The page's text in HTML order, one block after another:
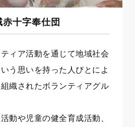
赤十字奉仕団
ティア活動を通じて地域社会
う思いを持った人びとによ
織されたボランティアグル
動や児童の健全育成活動、